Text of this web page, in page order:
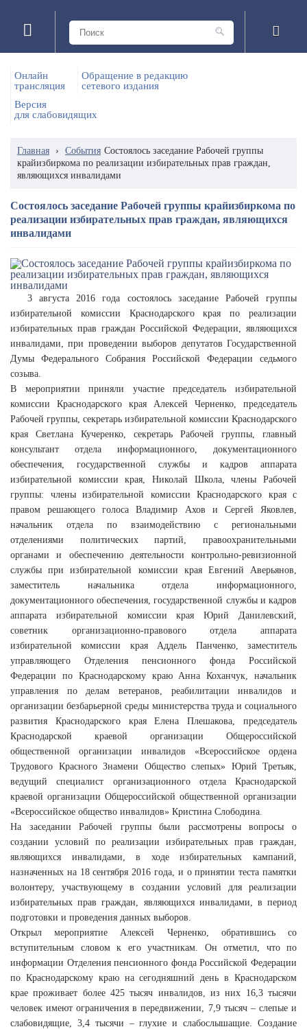
Онлайн
трансляция
Обращение в редакцию
сетевого издания
Версия
для слабовидящих
Главная › События Состоялось заседание Рабочей группы
крайизбиркома по реализации избирательных прав граждан,
являющихся инвалидами
Состоялось заседание Рабочей группы крайизбиркома по
реализации избирательных прав граждан, являющихся
инвалидами
3 августа 2016 года состоялось заседание Рабочей группы
избирательной комиссии Краснодарского края по реализации
избирательных прав граждан Российской Федерации, являющихся
инвалидами, при проведении выборов депутатов Государственной
Думы Федерального Собрания Российской Федерации седьмого
созыва.
В мероприятии приняли участие председатель избирательной
комиссии Краснодарского края Алексей Черненко, председатель
Рабочей группы, секретарь избирательной комиссии Краснодарского
края Светлана Кучеренко, секретарь Рабочей группы, главный
консультант отдела информационного, документационного
обеспечения, государственной службы и кадров аппарата
избирательной комиссии края, Николай Школа, члены Рабочей
группы: члены избирательной комиссии Краснодарского края с
правом решающего голоса Владимир Ахов и Сергей Яковлев,
начальник отдела по взаимодействию с региональными
отделениями политических партий, правоохранительными
органами и обеспечению деятельности контрольно-ревизионной
службы при избирательной комиссии края Евгений Аверьянов,
заместитель начальника отдела информационного,
документационного обеспечения, государственной службы и кадров
аппарата избирательной комиссии края Юрий Данилевский,
советник организационно-правового отдела аппарата
избирательной комиссии края Аддель Панченко, заместитель
управляющего Отделения пенсионного фонда Российской
Федерации по Краснодарскому краю Анна Коханчук, начальник
управления по делам ветеранов, реабилитации инвалидов и
организации безбарьерной среды министерства труда и социального
развития Краснодарского края Елена Плешакова, председатель
Краснодарской краевой организации Общероссийской
общественной организации инвалидов «Всероссийское ордена
Трудового Красного Знамени Общество слепых» Юрий Третьяк,
ведущий специалист организационного отдела Краснодарской
краевой организации Общероссийской общественной организации
«Всероссийское общество инвалидов» Кристина Слободина.
На заседании Рабочей группы были рассмотрены вопросы о
создании условий по реализации избирательных прав граждан,
являющихся инвалидами, в ходе избирательных кампаний,
назначенных на 18 сентября 2016 года, и о принятии теста памятки
волонтеру, участвующему в создании условий для реализации
избирательных прав граждан, являющихся инвалидами, в период
подготовки и проведения данных выборов.
Открыл мероприятие Алексей Черненко, обратившись со
вступительным словом к его участникам. Он отметил, что по
информации Отделения пенсионного фонда Российской Федерации
по Краснодарскому краю на сегодняшний день в Краснодарском
крае проживает более 425 тысяч инвалидов, из них 16,3 тысячи
человек имеют ограничения в передвижении, 7,9 тысяч – слепые и
слабовидящие, 3,4 тысячи – глухие и слабослышащие. Создание